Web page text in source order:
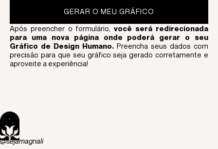
GERAR O MEU GRÁFICO
Após preencher o formulário,você será redirecionada
para uma nova página onde poderá gerar o seu
Gráfico de Design Humano. Preencha seus dados com
precisão para que seu gráfico seja gerado corretamente e
aproveite a experiência!
@sejamagnali